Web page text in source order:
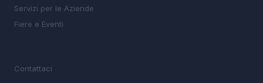
Servizi per le Aziende
Fiere e Eventi
Contattaci